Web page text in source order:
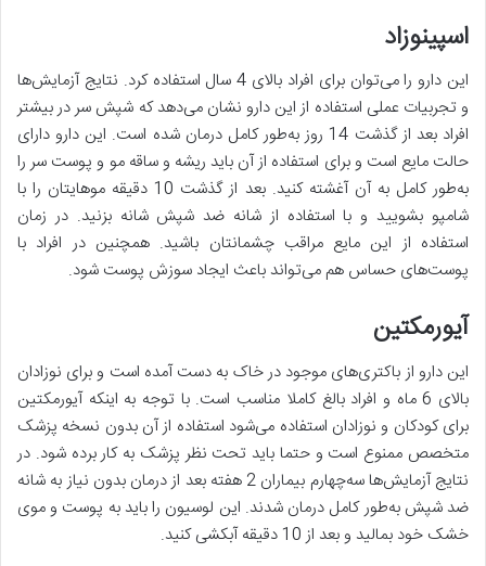
اسپینوزاد
این دارو را می‌توان برای افراد بالای 4 سال استفاده کرد. نتایج آزمایش‌ها
و تجربیات عملی استفاده از این دارو نشان می‌دهد که شپش سر در بیشتر
افراد بعد از گذشت 14 روز به‌طور کامل درمان شده است. این دارو دارای
حالت مایع است و برای استفاده از آن باید ریشه و ساقه مو و پوست سر را
به‌طور کامل به آن آغشته کنید. بعد از گذشت 10 دقیقه موهایتان را با
شامپو بشویید و با استفاده از شانه ضد شپش شانه بزنید. در زمان
استفاده از این مایع مراقب چشمانتان باشید. همچنین در افراد با
پوست‌های حساس هم می‌تواند باعث ایجاد سوزش پوست شود.
آیورمکتین
این دارو از باکتری‌های موجود در خاک به دست آمده است و برای نوزادان
بالای 6 ماه و افراد بالغ کاملا مناسب است. با توجه به اینکه آیورمکتین
برای کودکان و نوزادان استفاده می‌شود استفاده از آن بدون نسخه پزشک
متخصص ممنوع است و حتما باید تحت نظر پزشک به کار برده شود. در
نتایج آزمایش‌ها سه‌چهارم بیماران 2 هفته بعد از درمان بدون نیاز به شانه
ضد شپش به‌طور کامل درمان شدند. این لوسیون را باید به پوست و موی
خشک خود بمالید و بعد از 10 دقیقه آبکشی کنید.